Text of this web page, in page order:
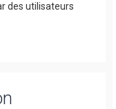
des utilisateurs